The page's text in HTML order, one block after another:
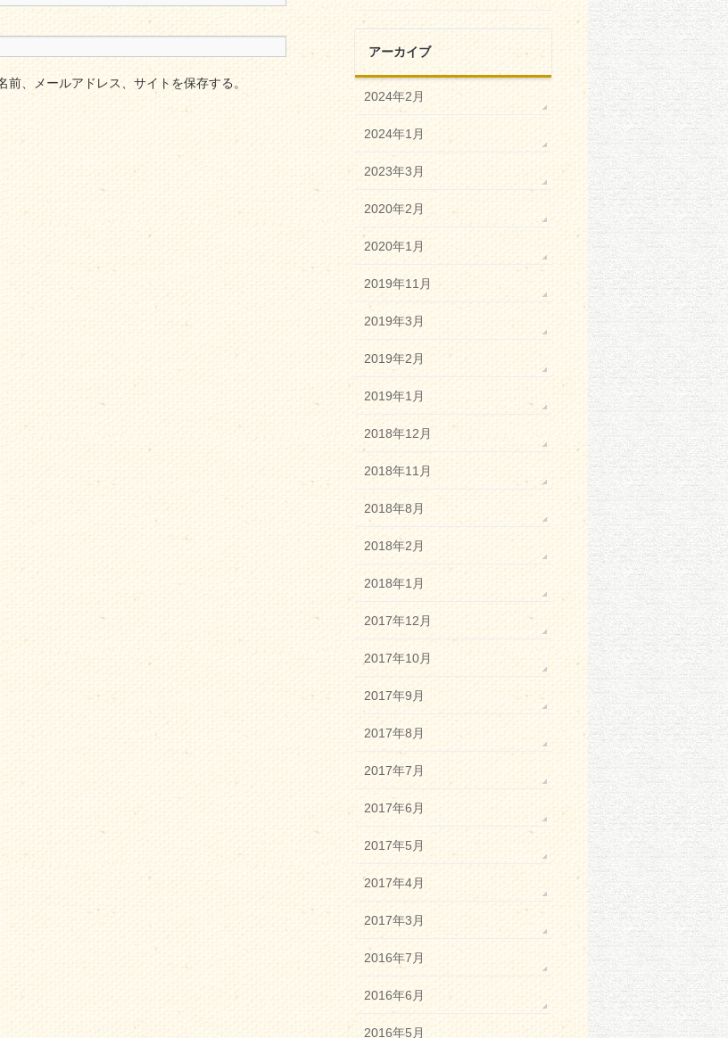
、メールアドレス、サイトを保存する。
アーカイブ
2024年2月
2024年1月
2023年3月
2020年2月
2020年1月
2019年11月
2019年3月
2019年2月
2019年1月
2018年12月
2018年11月
2018年8月
2018年2月
2018年1月
2017年12月
2017年10月
2017年9月
2017年8月
2017年7月
2017年6月
2017年5月
2017年4月
2017年3月
2016年7月
2016年6月
2016年5月